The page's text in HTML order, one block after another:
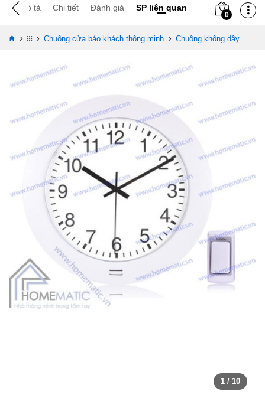
Mô tả Chi tiết Đánh giá SP liên quan
0
› › Chuông cửa báo khách thông minh › Chuông không dây
1 / 10